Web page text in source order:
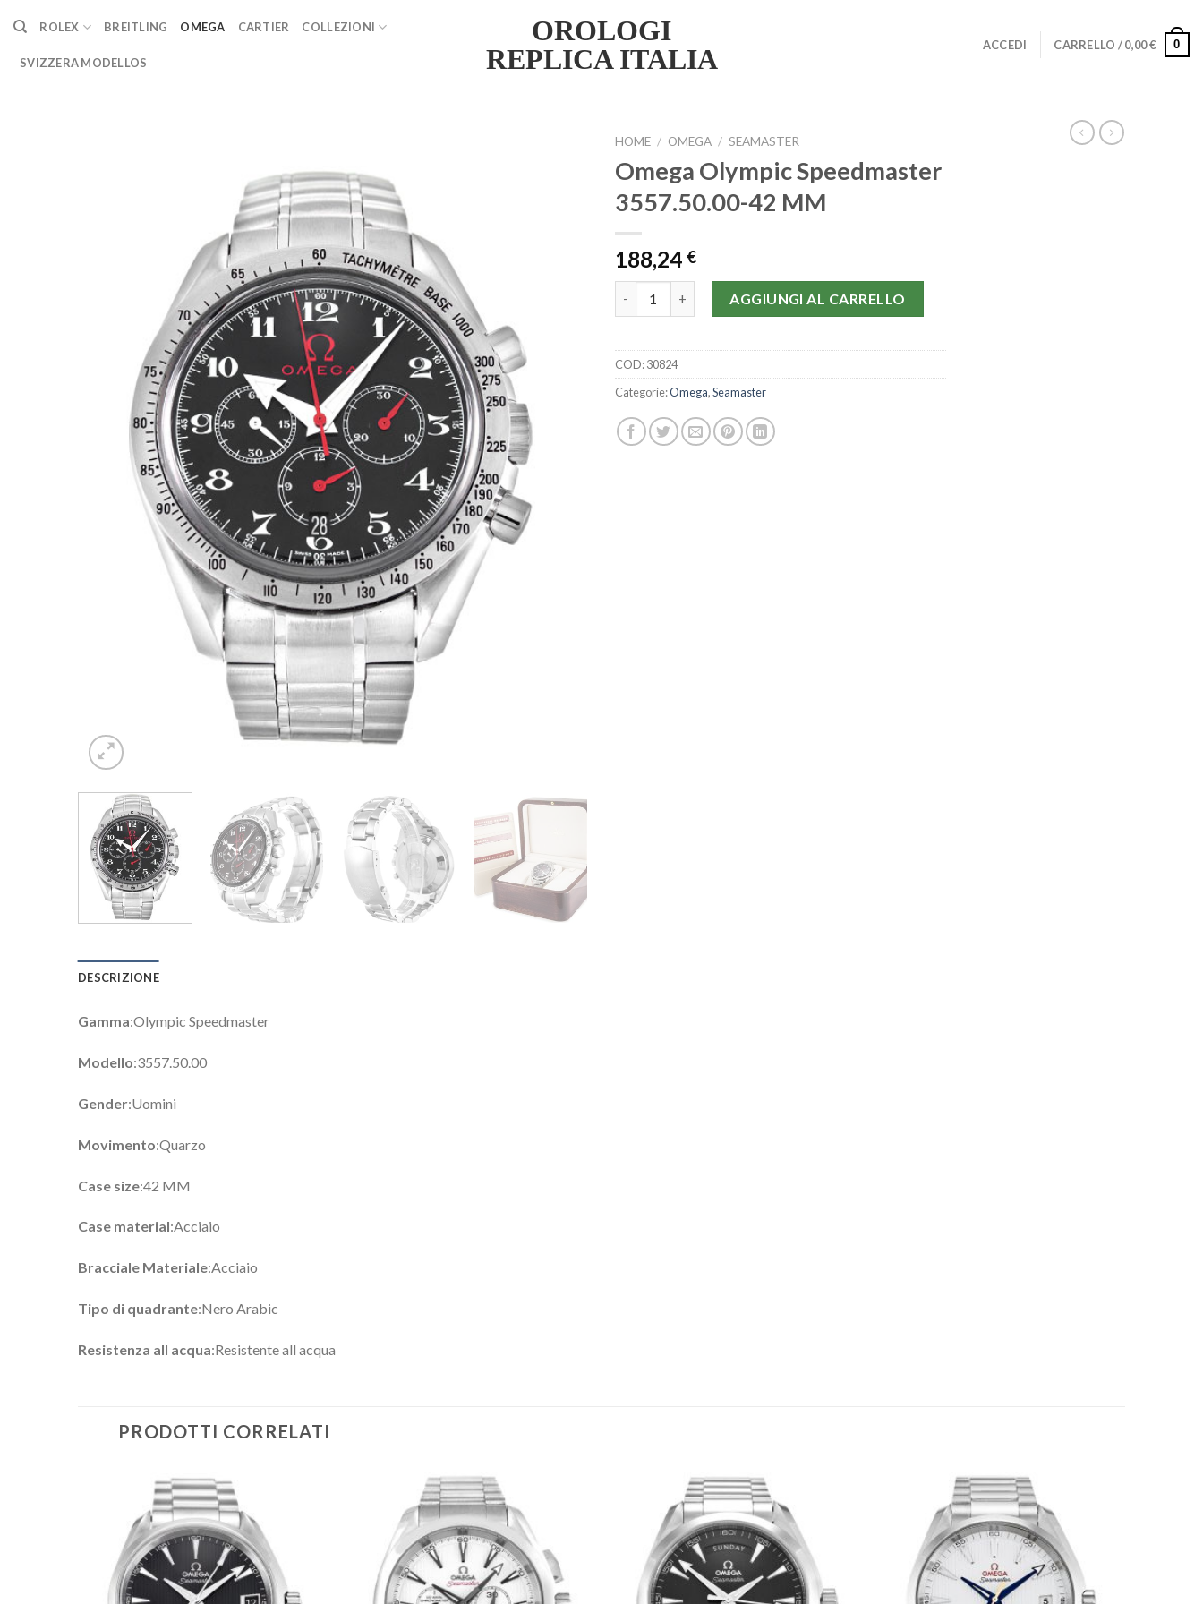
content
OROLOGI
REPLICA ITALIA
ROLEX BREITLING OMEGA CARTIER COLLEZIONI
SVIZZERA MODELLOS
ACCEDI CARRELLO /0,00€ 0
HOME / OMEGA / SEAMASTER
Omega Olympic Speedmaster
3557.50.00-42 MM
188,24 €
AGGIUNGI AL CARRELLO
COD:30824
Categorie:Omega,Seamaster
DESCRIZIONE
Gamma:Olympic Speedmaster
Modello:3557.50.00
Gender:Uomini
Movimento:Quarzo
Case size:42 MM
Case material:Acciaio
Bracciale Materiale:Acciaio
Tipo di quadrante:Nero Arabic
Resistenza all acqua:Resistente all acqua
PRODOTTI CORRELATI